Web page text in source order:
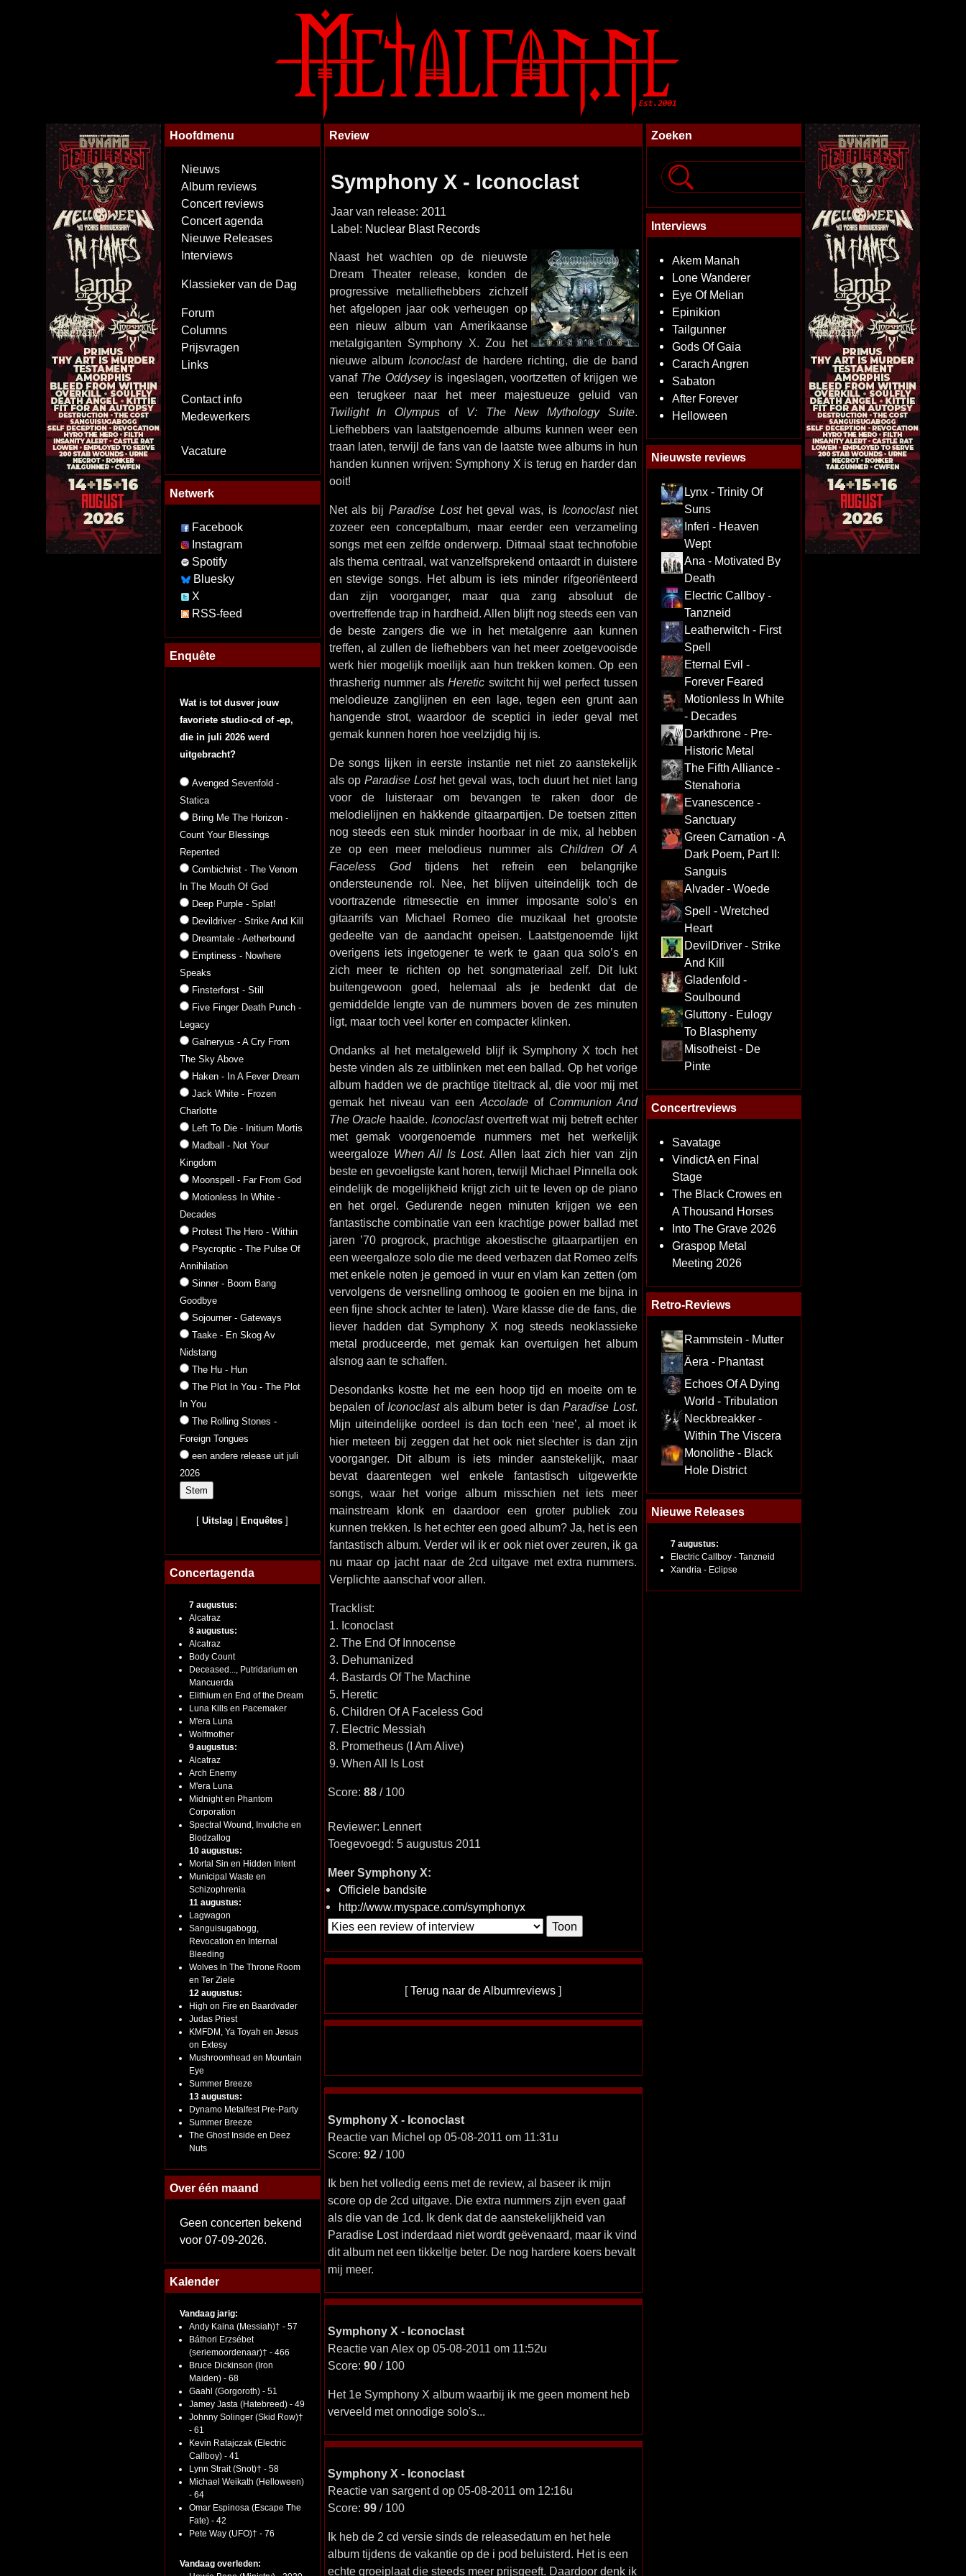
Hoofdmenu
Nieuws
Album reviews
Concert reviews
Concert agenda
Nieuwe Releases
Interviews
Klassieker van de Dag
Forum
Columns
Prijsvragen
Links
Contact info
Medewerkers
Vacature
Netwerk
Facebook
Instagram
Spotify
Bluesky
X
RSS-feed
Enquête
Wat is tot dusver jouw
favoriete studio-cd of -ep,
die in juli 2026 werd
uitgebracht?
Avenged Sevenfold -
Statica
Bring Me The Horizon -
Count Your Blessings
Repented
Combichrist - The Venom
In The Mouth Of God
Deep Purple - Splat!
Devildriver - Strike And Kill
Dreamtale - Aetherbound
Emptiness - Nowhere
Speaks
Finsterforst - Still
Five Finger Death Punch -
Legacy
Galneryus - A Cry From
The Sky Above
Haken - In A Fever Dream
Jack White - Frozen
Charlotte
Left To Die - Initium Mortis
Madball - Not Your
Kingdom
Moonspell - Far From God
Motionless In White -
Decades
Protest The Hero - Within
Psycroptic - The Pulse Of
Annihilation
Sinner - Boom Bang
Goodbye
Sojourner - Gateways
Taake - En Skog Av
Nidstang
The Hu - Hun
The Plot In You - The Plot
In You
The Rolling Stones -
Foreign Tongues
een andere release uit juli
2026
[Uitslag Enquêtes ]
Concertagenda
7 augustus:
Alcatraz
8 augustus:
Alcatraz
Body Count
Deceased..., Putridarium en
Mancuerda
Elithium en End of the Dream
Luna Kills en Pacemaker
M'era Luna
Wolfmother
9 augustus:
Alcatraz
Arch Enemy
M'era Luna
Midnight en Phantom
Corporation
Spectral Wound, Invulche en
Blodzallog
10 augustus:
Mortal Sin en Hidden Intent
Municipal Waste en
Schizophrenia
11 augustus:
Lagwagon
Sanguisugabogg,
Revocation en Internal
Bleeding
Wolves In The Throne Room
en Ter Ziele
12 augustus:
High on Fire en Baardvader
Judas Priest
KMFDM, Ya Toyah en Jesus
on Extesy
Mushroomhead en Mountain
Eye
Summer Breeze
13 augustus:
Dynamo Metalfest Pre-Party
Summer Breeze
The Ghost Inside en Deez
Nuts
Over één maand
Geen concerten bekend
voor 07-09-2026.
Kalender
Vandaag jarig:
Andy Kaina (Messiah)† - 57
Báthori Erzsébet
(seriemoordenaar)† - 466
Bruce Dickinson (Iron
Maiden) - 68
Gaahl (Gorgoroth) - 51
Jamey Jasta (Hatebreed) - 49
Johnny Solinger (Skid Row)†
- 61
Kevin Ratajczak (Electric
Callboy) - 41
Lynn Strait (Snot)† - 58
Michael Weikath (Helloween)
- 64
Omar Espinosa (Escape The
Fate) - 42
Pete Way (UFO)† - 76
Vandaag overleden:
Review
Symphony X - Iconoclast
Jaar van release: 2011
Label: Nuclear Blast Records
Naast het wachten op de nieuwste
Dream Theater release, konden de
progressive metalliefhebbers zichzelf
het afgelopen jaar ook verheugen op
een nieuw album van Amerikaanse
metalgiganten Symphony X. Zou het
nieuwe album Iconoclastde hardere richting, die de band
vanaf The Oddyseyis ingeslagen, voortzetten of krijgen we
een terugkeer naar het meer majestueuze geluid van
Twilight In Olympus of V: The New Mythology Suite.
Liefhebbers van laatstgenoemde albums kunnen weer een
traan laten, terwijl de fans van de laatste twee albums in hun
handen kunnen wrijven: Symphony X is terug en harder dan
ooit!
Net als bij Paradise Losthet geval was, is Iconoclastniet
zozeer een conceptalbum, maar eerder een verzameling
songs met een zelfde onderwerp. Ditmaal staat technofobie
als thema centraal, wat vanzelfsprekend ontaardt in duistere
en stevige songs. Het album is iets minder rifgeoriënteerd
dan zijn voorganger, maar qua zang absoluut de
overtreffende trap in hardheid. Allen blijft nog steeds een van
de beste zangers die we in het metalgenre aan kunnen
treffen, al zullen de liefhebbers van het meer zoetgevooisde
werk hier mogelijk moeilijk aan hun trekken komen. Op een
thrasherig nummer alsHeretic switcht hij wel perfect tussen
melodieuze zanglijnen en een lage, tegen een grunt aan
hangende strot, waardoor de sceptici in ieder geval met
gemak kunnen horen hoe veelzijdig hij is.
De songs lijken in eerste instantie net niet zo aanstekelijk
als op Paradise Losthet geval was, toch duurt het niet lang
voor de luisteraar om bevangen te raken door de
melodielijnen en hakkende gitaarpartijen. De toetsen zitten
nog steeds een stuk minder hoorbaar in de mix, al hebben
ze op een meer melodieus nummer als Children Of A
Faceless Godtijdens het refrein een belangrijke
ondersteunende rol. Nee, het blijven uiteindelijk toch de
voortrazende ritmesectie en immer imposante solo’s en
gitaarrifs van Michael Romeo die muzikaal het grootste
gedeelte van de aandacht opeisen. Laatstgenoemde lijkt
overigens iets ingetogener te werk te gaan qua solo’s en
zich meer te richten op het songmateriaal zelf. Dit lukt
buitengewoon goed, helemaal als je bedenkt dat de
gemiddelde lengte van de nummers boven de zes minuten
ligt, maar toch veel korter en compacter klinken.
Ondanks al het metalgeweld blijf ik Symphony X toch het
beste vinden als ze uitblinken met een ballad. Op het vorige
album hadden we de prachtige titeltrack al, die voor mij met
gemak het niveau van een Accoladeof Communion And
The Oracle haalde. Iconoclastovertreft wat mij betreft echter
met gemak voorgenoemde nummers met het werkelijk
weergaloze When All Is Lost. Allen laat zich hier van zijn
beste en gevoeligste kant horen, terwijl Michael Pinnella ook
eindelijk de mogelijkheid krijgt zich uit te leven op de piano
en het orgel. Gedurende negen minuten krijgen we een
fantastische combinatie van een krachtige power ballad met
jaren ’70 progrock, prachtige akoestische gitaarpartijen en
een weergaloze solo die me deed verbazen dat Romeo zelfs
met enkele noten je gemoed in vuur en vlam kan zetten (om
vervolgens de versnelling omhoog te gooien en me bijna in
een fijne shock achter te laten). Ware klasse die de fans, die
liever hadden dat Symphony X nog steeds neoklassieke
metal produceerde, met gemak kan overtuigen het album
alsnog aan te schaffen.
Desondanks kostte het me een hoop tijd en moeite om te
bepalen of Iconoclastals album beter is danParadise Lost.
Mijn uiteindelijke oordeel is dan toch een ‘nee’, al moet ik
hier meteen bij zeggen dat het ook niet slechter is dan zijn
voorganger. Dit album is iets minder aanstekelijk, maar
bevat daarentegen wel enkele fantastisch uitgewerkte
songs, waar het vorige album misschien net iets meer
mainstream klonk en daardoor een groter publiek zou
kunnen trekken. Is het echter een goed album? Ja, het is een
fantastisch album. Verder wil ik er ook niet over zeuren, ik ga
nu maar op jacht naar de 2cd uitgave met extra nummers.
Verplichte aanschaf voor allen.
Tracklist:
1. Iconoclast
2. The End Of Innocense
3. Dehumanized
4. Bastards Of The Machine
5. Heretic
6. Children Of A Faceless God
7. Electric Messiah
8. Prometheus (I Am Alive)
9. When All Is Lost
Score: 88/ 100
Reviewer: Lennert
Toegevoegd: 5 augustus 2011
Meer Symphony X:
Officiele bandsite
http://www.myspace.com/symphonyx
[Terug naar de Albumreviews ]
Symphony X - Iconoclast
Reactie van Michel op 05-08-2011 om 11:31u
Score: 92/ 100
Ik ben het volledig eens met de review, al baseer ik mijn
score op de 2cd uitgave. Die extra nummers zijn even gaaf
als die van de 1cd. Ik denk dat de aanstekelijkheid van
Paradise Lost inderdaad niet wordt geëvenaard, maar ik vind
dit album net een tikkeltje beter. De nog hardere koers bevalt
mij meer.
Symphony X - Iconoclast
Reactie van Alex op 05-08-2011 om 11:52u
Score: 90/ 100
Het 1e Symphony X album waarbij ik me geen moment heb
verveeld met onnodige solo's...
Symphony X - Iconoclast
Reactie van sargent d op 05-08-2011 om 12:16u
Score: 99/ 100
Ik heb de 2 cd versie sinds de releasedatum en het hele
album tijdens de vakantie op de i pod beluisterd. Het is een
echte groeiplaat die steeds meer prijsgeeft. Daardoor denk ik
Zoeken
Interviews
Akem Manah
Lone Wanderer
Eye Of Melian
Epinikion
Tailgunner
Gods Of Gaia
Carach Angren
Sabaton
After Forever
Helloween
Nieuwste reviews
Lynx - Trinity Of
Suns
Inferi - Heaven
Wept
Ana - Motivated By
Death
Electric Callboy -
Tanzneid
Leatherwitch - First
Spell
Eternal Evil -
Forever Feared
Motionless In White
- Decades
Darkthrone - Pre-
Historic Metal
The Fifth Alliance -
Stenahoria
Evanescence -
Sanctuary
Green Carnation - A
Dark Poem, Part II:
Sanguis
Alvader - Woede
Spell - Wretched
Heart
DevilDriver - Strike
And Kill
Gladenfold -
Soulbound
Gluttony - Eulogy
To Blasphemy
Misotheist - De
Pinte
Concertreviews
Savatage
VindictA en Final
Stage
The Black Crowes en
A Thousand Horses
Into The Grave 2026
Graspop Metal
Meeting 2026
Retro-Reviews
Rammstein - Mutter
Äera - Phantast
Echoes Of A Dying
World - Tribulation
Neckbreakker -
Within The Viscera
Monolithe - Black
Hole District
Nieuwe Releases
7 augustus:
Electric Callboy - Tanzneid
Xandria - Eclipse